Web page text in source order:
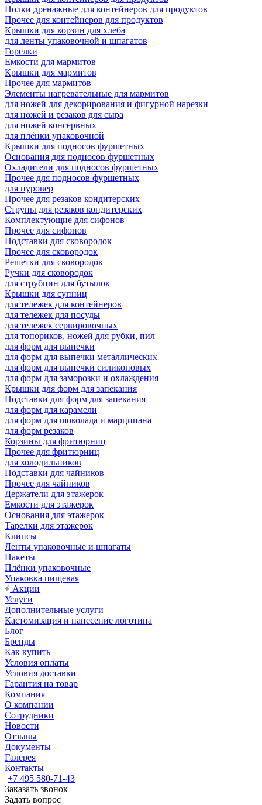
Полки дренажные для контейнеров для продуктов
Прочее для контейнеров для продуктов
Крышки для корзин для хлеба
для ленты упаковочной и шпагатов
Горелки
Емкости для мармитов
Крышки для мармитов
Прочее для мармитов
Элементы нагревательные для мармитов
для ножей для декорирования и фигурной нарезки
для ножей и резаков для сыра
для ножей консервных
для плёнки упаковочной
Крышки для подносов фуршетных
Основания для подносов фуршетных
Охладители для подносов фуршетных
Прочее для подносов фуршетных
для пуровер
Прочее для резаков кондитерских
Струны для резаков кондитерских
Комплектующие для сифонов
Прочее для сифонов
Подставки для сковородок
Прочее для сковородок
Решетки для сковородок
Ручки для сковородок
для струбцин для бутылок
Крышки для супниц
для тележек для контейнеров
для тележек для посуды
для тележек сервировочных
для топориков, ножей для рубки, пил
для форм для выпечки
для форм для выпечки металлических
для форм для выпечки силиконовых
для форм для заморозки и охлаждения
Крышки для форм для запекания
Подставки для форм для запекания
для форм для карамели
для форм для шоколада и марципана
для форм резаков
Корзины для фритюрниц
Прочее для фритюрниц
для холодильников
Подставки для чайников
Прочее для чайников
Держатели для этажерок
Емкости для этажерок
Основания для этажерок
Тарелки для этажерок
Клипсы
Ленты упаковочные и шпагаты
Пакеты
Плёнки упаковочные
Упаковка пищевая
Акции
Услуги
Дополнительные услуги
Кастомизация и нанесение логотипа
Блог
Бренды
Как купить
Условия оплаты
Условия доставки
Гарантия на товар
Компания
О компании
Сотрудники
Новости
Отзывы
Документы
Галерея
Контакты
+7 495 580-71-43
Заказать звонок
Задать вопрос